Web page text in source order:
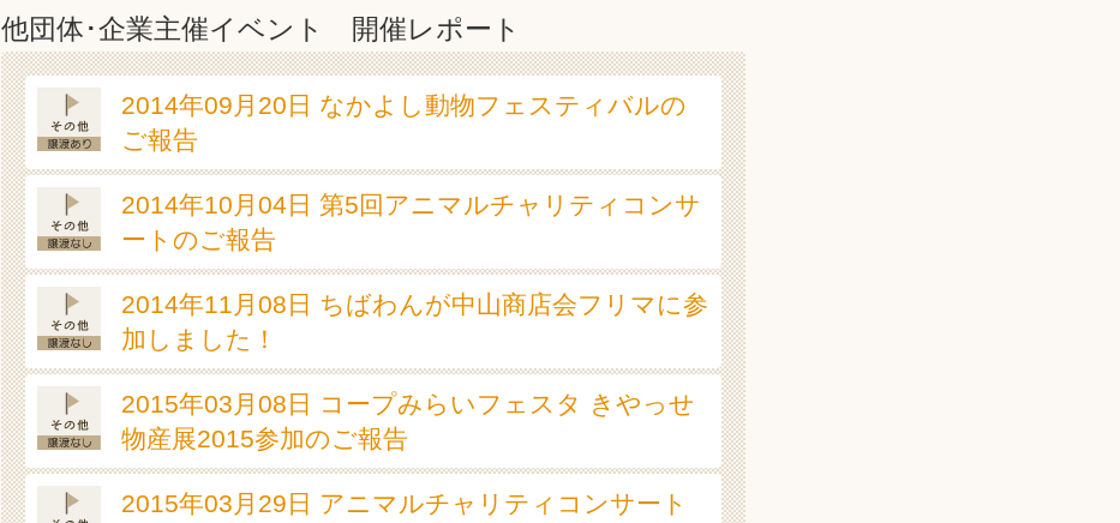
他団体･企業主催イベント 開催レポート
2014年09月20日 なかよし動物フェスティバルの
ご報告
2014年10月04日 第5回アニマルチャリティコンサ
ートのご報告
2014年11月08日 ちばわんが中山商店会フリマに参
加しました！
2015年03月08日 コープみらいフェスタ きやっせ
物産展2015参加のご報告
2015年03月29日 アニマルチャリティコンサート